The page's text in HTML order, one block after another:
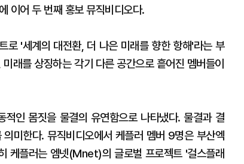
이어 두 번째 홍보 뮤직비디오다.
'세계의 대전환, 더 나은 미래를 향한 항해'라는 부
래를 상징하는 각기 다른 공간으로 흩어진 멤버들이
인 몸짓을 물결의 유연함으로 나타냈다. 물결과 결
미한다. 뮤직비디오에서 케플러 멤버 9명은 부산엑
케플러는 엠넷(Mnet)의 글로벌 프로젝트 '걸스플래